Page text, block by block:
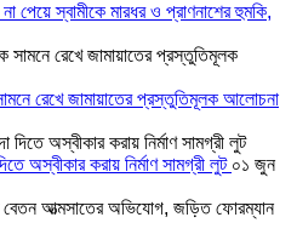
পেয়ে স্বামীকে মারধর ও প্রাণনাশের হুমকি,
সামনে রেখে জামায়াতের প্রস্তুতিমূলক আলোচনা
অস্বীকার করায় নির্মাণ সামগ্রী লুট ০১ জুন